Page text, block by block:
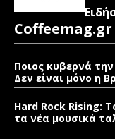
Coffeemag.gr
Ποιος κυβερνά
Δεν είναι μόνο η
Hard Rock Rising:
τα νέα μουσικά